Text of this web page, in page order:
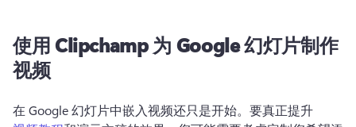
使用 Clipchamp 为 Google 幻灯片制作
视频
在 Google 幻灯片中嵌入视频还只是开始。 要真正提升